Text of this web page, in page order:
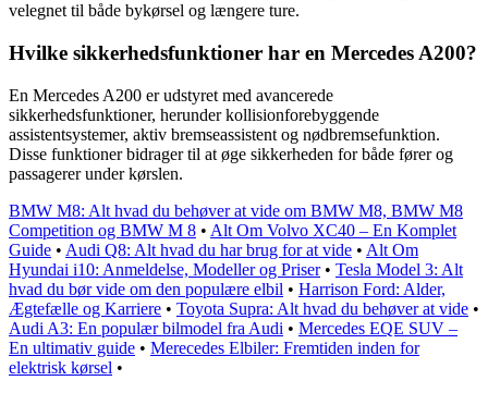
velegnet til både bykørsel og længere ture.
Hvilke sikkerhedsfunktioner har en Mercedes A200?
En Mercedes A200 er udstyret med avancerede
sikkerhedsfunktioner, herunder kollisionforebyggende
assistentsystemer, aktiv bremseassistent og nødbremsefunktion.
Disse funktioner bidrager til at øge sikkerheden for både fører og
passagerer under kørslen.
BMW M8: Alt hvad du behøver at vide om BMW M8, BMW M8
Competition og BMW M 8 • Alt Om Volvo XC40 – En Komplet
Guide • Audi Q8: Alt hvad du har brug for at vide • Alt Om
Hyundai i10: Anmeldelse, Modeller og Priser• Tesla Model 3: Alt
hvad du bør vide om den populære elbil • Harrison Ford: Alder,
Ægtefælle og Karriere • Toyota Supra: Alt hvad du behøver at vide •
Audi A3: En populær bilmodel fra Audi • Mercedes EQE SUV –
En ultimativ guide • Merecedes Elbiler: Fremtiden inden for
elektrisk kørsel •